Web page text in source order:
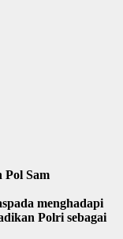
Sam
menghadapi
Polri sebagai